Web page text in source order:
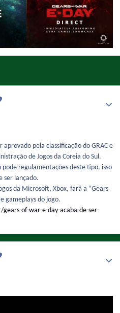
pela classificação do GRAC e
de Jogos da Coreia do Sul.
pode regulamentações deste tipo, isso
ser lançado.
da Microsoft, Xbox, fará a “Gears
gameplays do jogo.
of-war-e-day-acaba-de-ser-